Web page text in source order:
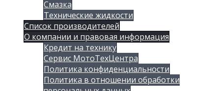
Смазка
Технические жидкости
Список производителей
О компании и правовая информация
Кредит на технику
Сервис МотоТехЦентра
Политика конфиденциальности
Политика в отношении обработки